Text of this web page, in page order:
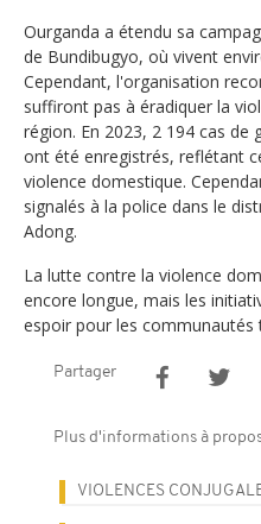
Ourganda a étendu sa
de Bundibugyo, où vivent
Cependant, l'organisation
suffiront pas à éradiquer la
région. En 2023, 2 194 cas de
ont été enregistrés, reflétant
violence domestique.
signalés à la police dans le
Adong.
La lutte contre la violence
encore longue, mais les
espoir pour les communautés
Partager
Plus d'informations à
VIOLENCES